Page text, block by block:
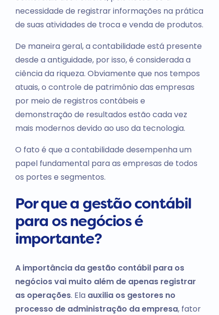
necessidade de registrar informações na prática
de suas atividades de troca e venda de produtos.
De maneira geral, a contabilidade está presente
desde a antiguidade, por isso, é considerada a
ciência da riqueza. Obviamente que nos tempos
atuais, o controle de patrimônio das empresas
por meio de registros contábeis e
demonstração de resultados estão cada vez
mais modernos devido ao uso da tecnologia.
O fato é que a contabilidade desempenha um
papel fundamental para as empresas de todos
os portes e segmentos.
Por que a gestão contábil
para os negócios é
importante?
A importância da gestão contábil para os
negócios vai muito além de apenas registrar
as operações. Ela auxilia os gestores no
processo de administração da empresa, fator